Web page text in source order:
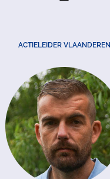
ACTIELEIDER VLAANDEREN